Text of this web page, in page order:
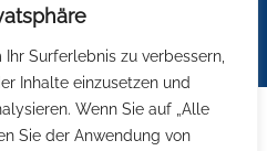
Surferlebnis zu verbessern,
Inhalte einzusetzen und
Wenn Sie auf „Alle
Sie der Anwendung von